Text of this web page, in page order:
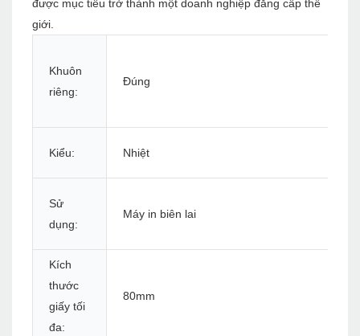
được mục tiêu trở thành một doanh nghiệp đẳng cấp thế
giới.
Khuôn
riêng:
Đúng
Kiểu: Nhiệt
Sử
dụng:
Máy in biên lai
Kích
thước
giấy tối
đa:
80mm